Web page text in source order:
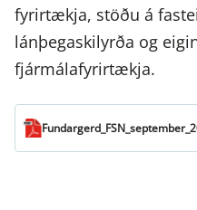
fyrirtækja, stöðu á
lánþegaskilyrða og
fjármálafyrirtækja.